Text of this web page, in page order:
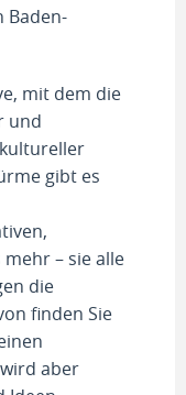
Baden-
mit dem die
und
gibt es
– sie alle
die
finden Sie
aber